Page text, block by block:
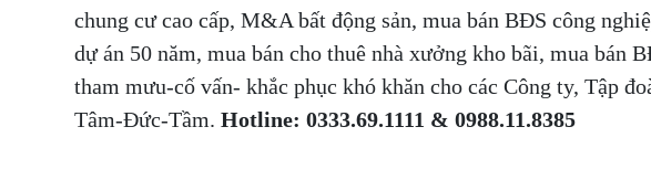
chung cư cao cấp, M&A bất động sản, mua bán BĐS công
dự án 50 năm, mua bán cho thuê nhà xưởng kho bãi, mua bán
tham mưu-cố vấn- khắc phục khó khăn cho các Công ty, Tập
Tâm-Đức-Tầm. Hotline: 0333.69.1111 & 0988.11.8385